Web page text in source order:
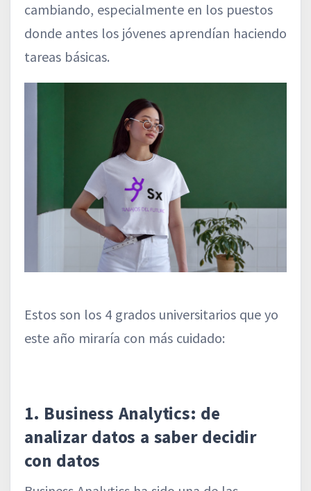
cambiando, especialmente en los puestos
donde antes los jóvenes aprendían haciendo
tareas básicas.
Estos son los 4 grados universitarios que yo
este año miraría con más cuidado:
1. Business Analytics: de
analizar datos a saber decidir
con datos